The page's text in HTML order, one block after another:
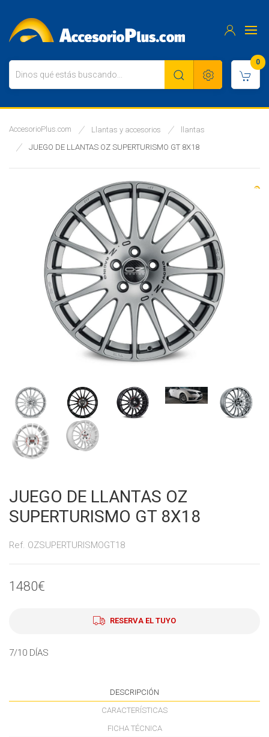
0
AccesorioPlus.com Llantas y accesorios
llantas
JUEGO DE LLANTAS OZ SUPERTURISMO GT 8X18
JUEGO DE LLANTAS OZ
SUPERTURISMO GT 8X18
Ref. OZSUPERTURISMOGT18
1480€
RESERVA EL TUYO
7/10 DÍAS
DESCRIPCIÓN
CARACTERÍSTICAS
FICHA TÉCNICA